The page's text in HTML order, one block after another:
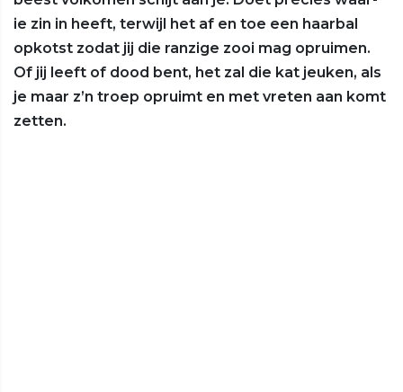
ie zin in heeft, terwijl het af en toe een haarbal
opkotst zodat jij die ranzige zooi mag opruimen.
Of jij leeft of dood bent, het zal die kat jeuken, als
je maar z’n troep opruimt en met vreten aan komt
zetten.